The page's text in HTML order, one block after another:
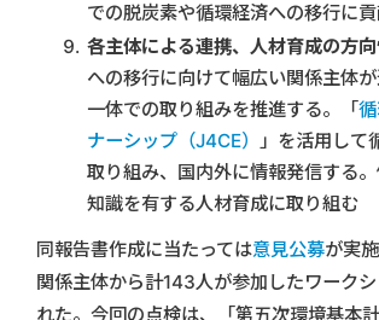
での脱炭素や循環経済への移行に
各主体による連携、人材育成の方
への移行に向けて幅広い関係主体
一体での取り組みを推進する。「
ナーシップ（J4CE） 」を活用して
取り組み、国内外に情報発信する。
知識を有する人材育成に取り組む
同報告書作成に当たっては意見公募が実
関係主体から計143人が参加したワーク
れた。今回の点検は、「第五次環境基本